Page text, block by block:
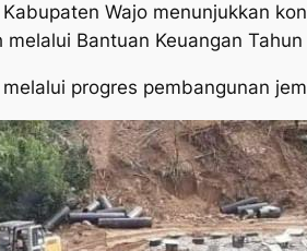
Wajo menunjukkan
Bantuan Keuangan Tahun
progres pembangunan